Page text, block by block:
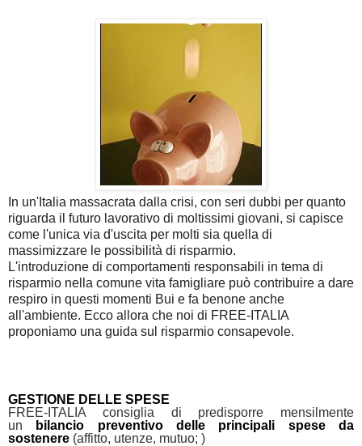
In un'Italia massacrata dalla crisi, con seri dubbi per quanto
riguarda il futuro lavorativo di moltissimi giovani, si capisce
come l'unica via d'uscita per molti sia quella di
massimizzare le possibilità di risparmio.
L'introduzione di comportamenti responsabili in tema di
risparmio nella comune vita famigliare può contribuire a dare
respiro in questi momenti Bui e fa benone anche
all'ambiente. Ecco allora che noi di FREE-ITALIA
proponiamo una guida sul risparmio consapevole.
GESTIONE DELLE SPESE
FREE-ITALIA consiglia di predisporre mensilmente
un
bilancio preventivo delle principali spese da
sostenere (affitto, utenze, mutuo; )